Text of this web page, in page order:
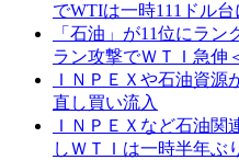
でWTIは一時111ドル
「石油」が11位にラ
ラン攻撃でＷＴＩ急伸
ＩＮＰＥＸや石油資源
直し買い流入
ＩＮＰＥＸなど石油
しＷＴＩは一時半年ぶ